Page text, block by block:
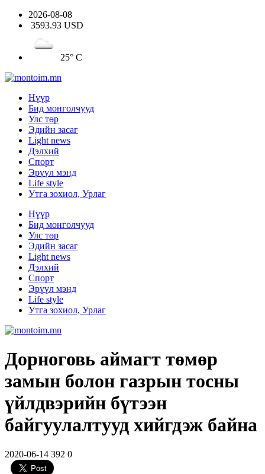
2026-08-08
3593.93 USD
25° C
Нүүр
Бид монголчууд
Улс төр
Эдийн засаг
Light news
Дэлхий
Спорт
Эрүүл мэнд
Life style
Утга зохиол, Урлаг
Нүүр
Бид монголчууд
Улс төр
Эдийн засаг
Light news
Дэлхий
Спорт
Эрүүл мэнд
Life style
Утга зохиол, Урлаг
Дорноговь аймагт төмөр
замын болон газрын тосны
үйлдвэрийн бүтээн
байгуулалтууд хийгдэж байна
2020-06-14 392 0